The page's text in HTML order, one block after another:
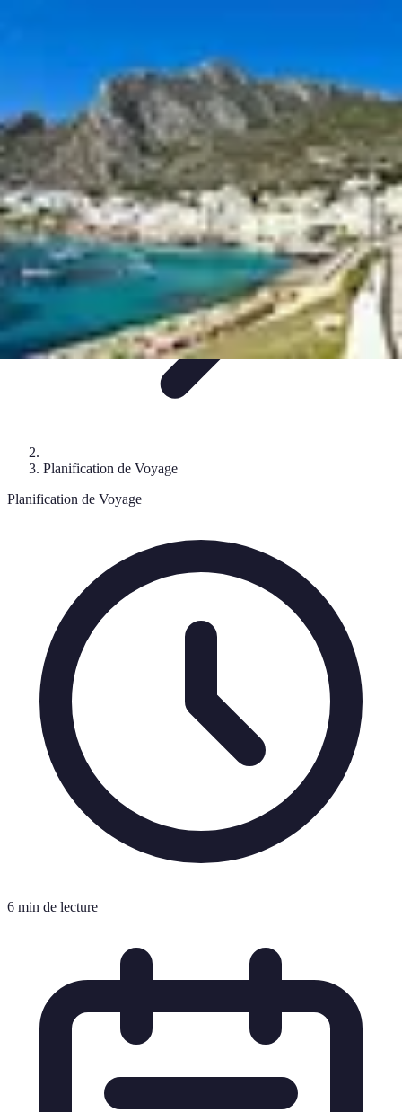
Voyager Lointain
Planification de Voyage
Planification de Voyage
6 min de lecture